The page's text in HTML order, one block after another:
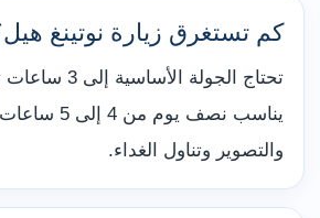
كم تستغرق زيارة نوتينغ
تحتاج الجولة
يناسب نصف
والتصوير وتناول الغداء.